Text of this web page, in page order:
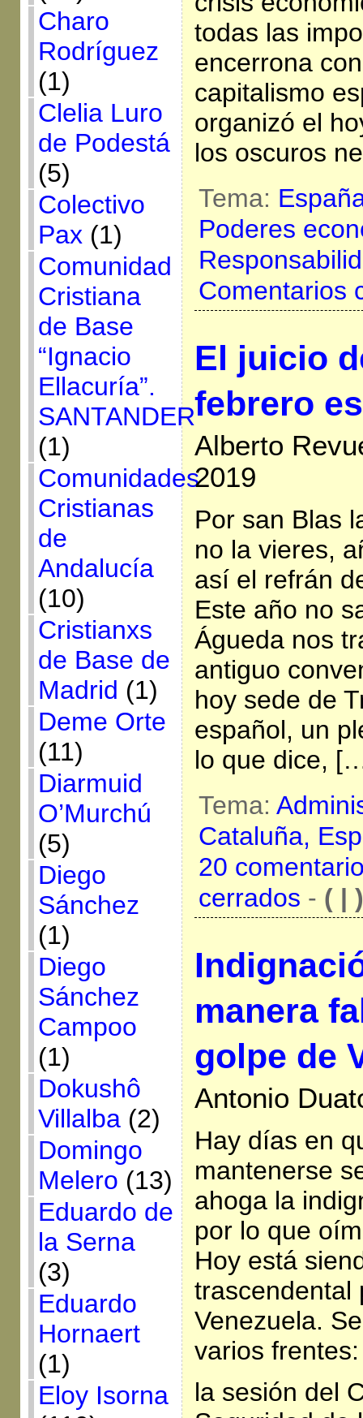
Charo
Rodríguez
(1)
Clelia Luro
de Podestá
(5)
Colectivo
Pax (1)
Comunidad
Cristiana
de Base
“Ignacio
Ellacuría”.
SANTANDER
(1)
Comunidades
Cristianas
de
Andalucía
(10)
Cristianxs
de Base de
Madrid (1)
Deme Orte
(11)
Diarmuid
O’Murchú
(5)
Diego
Sánchez
(1)
Diego
Sánchez
Campoo
(1)
Dokushô
Villalba(2)
Domingo
Melero (13)
Eduardo de
la Serna
(3)
Eduardo
Hornaert
(1)
Eloy Isorna
todas las
encerrona
capitalismo
organizó el
los oscuros
Tema:
Poderes
Comentarios
El juicio
febrero es
Alberto
2019
Por san Blas
no la vieres,
así el refrán
Este año no
Águeda nos
antiguo
hoy sede de
español, un
lo que dice,
Tema:
Cataluña,
20
cerrados - ( | )
manera
golpe de
Antonio
Hay días en
mantenerse
ahoga la
por lo que
Hoy está
trascendental
Venezuela.
varios frentes:
la sesión del